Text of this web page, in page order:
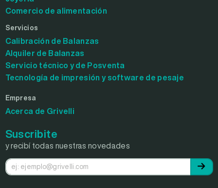
Comercio de alimentación
Servicios
Calibración de Balanzas
Alquiler de Balanzas
Servicio técnico y de Posventa
Tecnología de impresión y software de pesaje
Empresa
Acerca de Grivelli
Suscribite
y recibí todas nuestras novedades